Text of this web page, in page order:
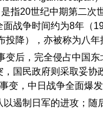
指20世纪中期第二次
战争时间约为8年（
投降），亦被称为八
变后，完全侵占中国
国民政府则采取妥协
变，中日战争全面爆
遏制日军的进攻；随